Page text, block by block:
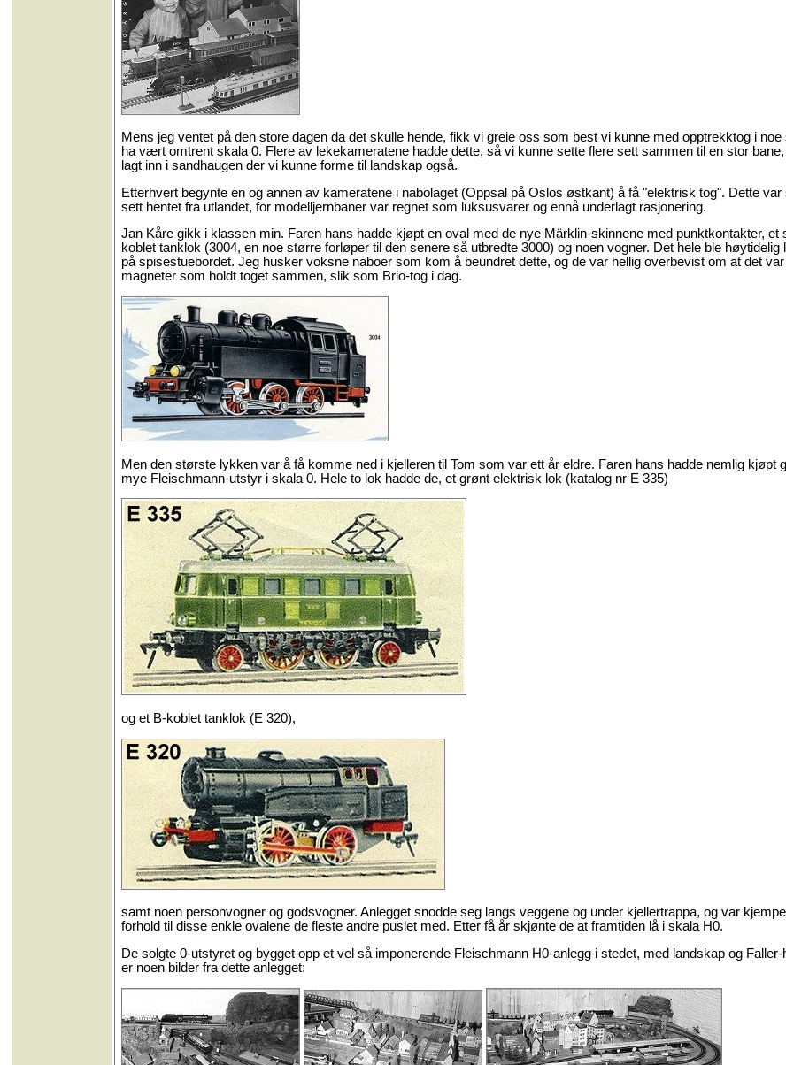
Mens jeg ventet på den store dagen da det skulle hende, fikk vi greie oss som best vi kunne med opptrekktog i
ha vært omtrent skala 0. Flere av lekekameratene hadde dette, så vi kunne sette flere sett sammen til en stor
lagt inn i sandhaugen der vi kunne forme til landskap også.
Etterhvert begynte en og annen av kameratene i nabolaget (Oppsal på Oslos østkant) å få "elektrisk tog". Dette var
sett hentet fra utlandet, for modelljernbaner var regnet som luksusvarer og ennå underlagt rasjonering.
Jan Kåre gikk i klassen min. Faren hans hadde kjøpt en oval med de nye Märklin-skinnene med punktkontakter, et
koblet tanklok (3004, en noe større forløper til den senere så utbredte 3000) og noen vogner. Det hele ble høytidelig
på spisestuebordet. Jeg husker voksne naboer som kom å beundret dette, og de var hellig overbevist om at det var
magneter som holdt toget sammen, slik som Brio-tog i dag.
Men den største lykken var å få komme ned i kjelleren til Tom som var ett år eldre. Faren hans hadde nemlig kjøpt
mye Fleischmann-utstyr i skala 0. Hele to lok hadde de, et grønt elektrisk lok (katalog nr E 335)
og et B-koblet tanklok (E 320),
samt noen personvogner og godsvogner. Anlegget snodde seg langs veggene og under kjellertrappa, og var
forhold til disse enkle ovalene de fleste andre puslet med. Etter få år skjønte de at framtiden lå i skala H0.
De solgte 0-utstyret og bygget opp et vel så imponerende Fleischmann H0-anlegg i stedet, med landskap og
er noen bilder fra dette anlegget: